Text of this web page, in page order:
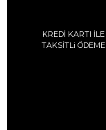
KREDİ KARTI İLE
TAKSİTLi ÖDEME